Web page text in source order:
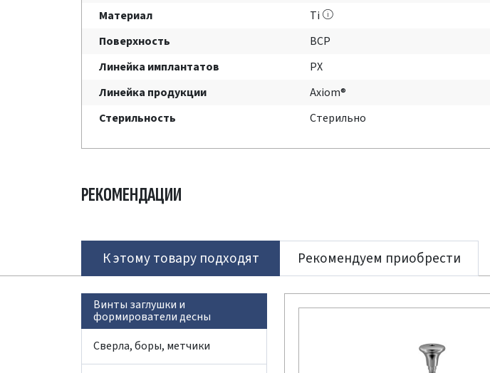
Материал
Ti
Поверхность
BCP
Линейка имплантатов
PX
Линейка продукции
Axiom®
Стерильность
Стерильно
РЕКОМЕНДАЦИИ
К этому товару подходят Рекомендуем приобрести
Винты заглушки и
формирователи десны
Сверла, боры, метчики